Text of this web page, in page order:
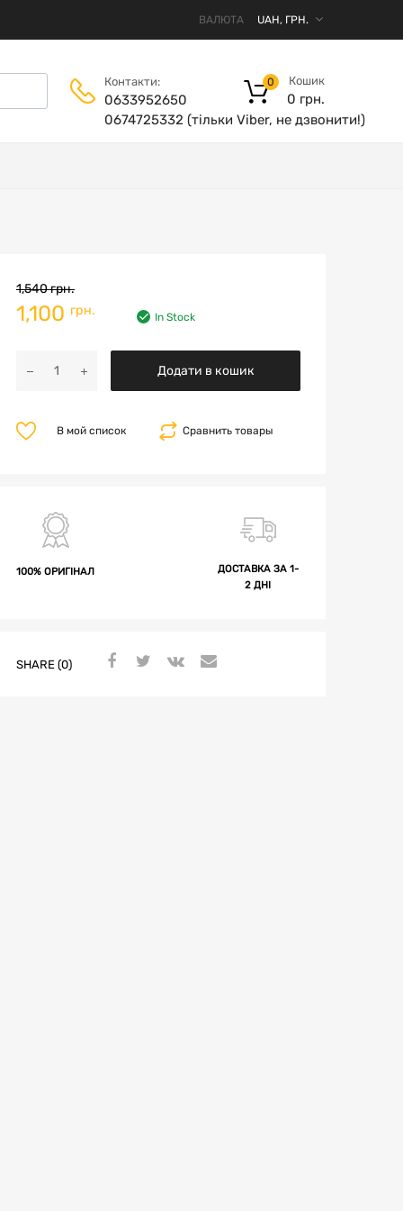
ВАЛЮТА
Контакти:
0633952650
0674725332 (тільки Viber, не дзвонити!)
Кошик
0 грн.
0
1,540грн.
1,100 грн. In Stock
Додати в кошик
Сравнить товары
В мой список
100% ОРИГІНАЛ
ДОСТАВКА ЗА 1-
2 ДНІ
SHARE (0)